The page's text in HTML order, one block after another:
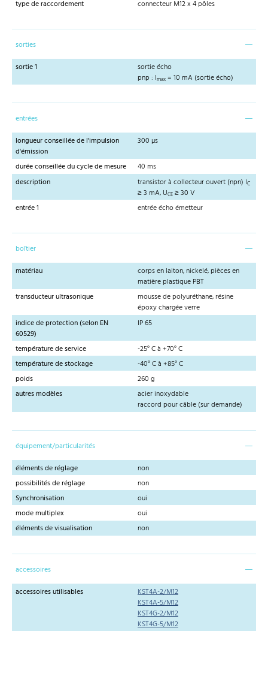
type de raccordement
connecteur M12 x 4 pôles
sorties
sortie 1
sortie écho
pnp : Imax = 10 mA (sortie écho)
entrées
longueur conseillée de l'impulsion
d'émission
300 µs
durée conseillée du cycle de mesure
40 ms
description
transistor à collecteur ouvert (npn) IC
≥ 3 mA, UCE ≥ 30 V
entrée 1
entrée écho émetteur
boîtier
matériau
corps en laiton, nickelé, pièces en
matière plastique PBT
transducteur ultrasonique
mousse de polyuréthane, résine
époxy chargée verre
indice de protection (selon EN
60529)
IP 65
température de service
-25° C à +70° C
température de stockage
-40° C à +85° C
poids
260 g
autres modèles
acier inoxydable
raccord pour câble (sur demande)
équipement/particularités
éléments de réglage
non
possibilités de réglage
non
Synchronisation
oui
mode multiplex
oui
éléments de visualisation
non
accessoires
accessoires utilisables
KST4A-2/M12
KST4A-5/M12
KST4G-2/M12
KST4G-5/M12